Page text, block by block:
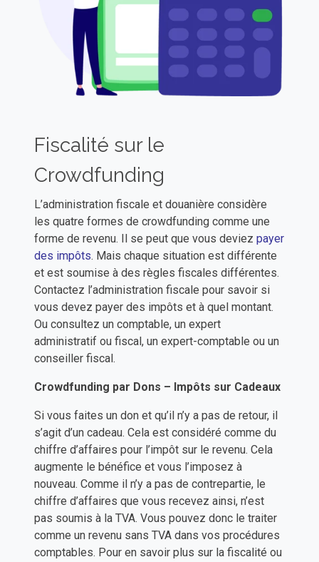
Fiscalité sur le
Crowdfunding
L’administration fiscale et douanière considère
les quatre formes de crowdfunding comme une
forme de revenu. Il se peut que vous deviez payer
des impôts. Mais chaque situation est différente
et est soumise à des règles fiscales différentes.
Contactez l’administration fiscale pour savoir si
vous devez payer des impôts et à quel montant.
Ou consultez un comptable, un expert
administratif ou fiscal, un expert-comptable ou un
conseiller fiscal.
​​Crowdfunding par Dons – Impôts sur Cadeaux
Si vous faites un don et qu’il n’y a pas de retour, il
s’agit d’un cadeau. Cela est considéré comme du
chiffre d’affaires pour l’impôt sur le revenu. Cela
augmente le bénéfice et vous l’imposez à
nouveau. Comme il n’y a pas de contrepartie, le
chiffre d’affaires que vous recevez ainsi, n’est
pas soumis à la TVA. Vous pouvez donc le traiter
comme un revenu sans TVA dans vos procédures
comptables. Pour en savoir plus sur la fiscalité ou